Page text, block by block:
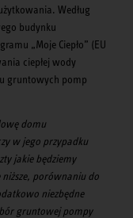
Według
budynku
„Moje Ciepło” (EU
ciepłej wody
gruntowych pomp
domu
w jego przypadku
jakie będziemy
porównaniu do
niezbędne
gruntowej pompy